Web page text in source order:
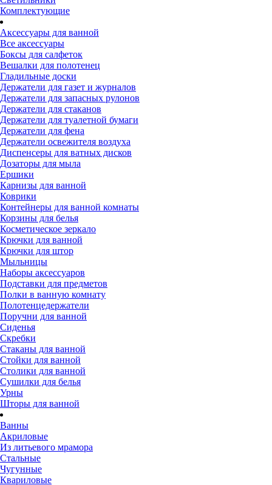
Комплектующие
Аксессуары для ванной
Все аксессуары
Боксы для салфеток
Вешалки для полотенец
Гладильные доски
Держатели для газет и журналов
Держатели для запасных рулонов
Держатели для стаканов
Держатели для туалетной бумаги
Держатели для фена
Держатели освежителя воздуха
Диспенсеры для ватных дисков
Дозаторы для мыла
Ершики
Карнизы для ванной
Коврики
Контейнеры для ванной комнаты
Корзины для белья
Косметическое зеркало
Крючки для ванной
Крючки для штор
Мыльницы
Наборы аксессуаров
Подставки для предметов
Полки в ванную комнату
Полотенцедержатели
Поручни для ванной
Сиденья
Скребки
Стаканы для ванной
Стойки для ванной
Столики для ванной
Сушилки для белья
Урны
Шторы для ванной
Ванны
Акриловые
Из литьевого мрамора
Стальные
Чугунные
Квариловые